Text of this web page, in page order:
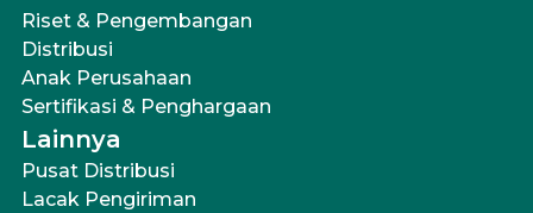
Riset & Pengembangan
Distribusi
Anak Perusahaan
Sertifikasi & Penghargaan
Lainnya
Pusat Distribusi
Lacak Pengiriman